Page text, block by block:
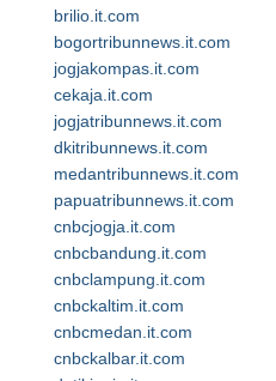
brilio.it.com
bogortribunnews.it.com
jogjakompas.it.com
cekaja.it.com
jogjatribunnews.it.com
dkitribunnews.it.com
medantribunnews.it.com
papuatribunnews.it.com
cnbcjogja.it.com
cnbcbandung.it.com
cnbclampung.it.com
cnbckaltim.it.com
cnbcmedan.it.com
cnbckalbar.it.com